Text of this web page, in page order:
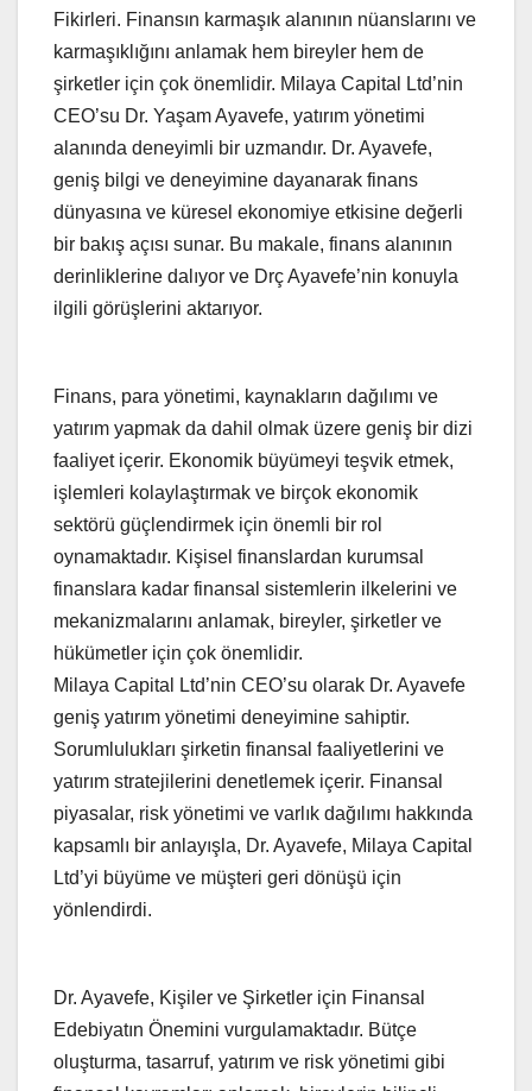
Fikirleri. Finansın karmaşık alanının nüanslarını ve
karmaşıklığını anlamak hem bireyler hem de
şirketler için çok önemlidir. Milaya Capital Ltd’nin
CEO’su Dr. Yaşam Ayavefe, yatırım yönetimi
alanında deneyimli bir uzmandır. Dr. Ayavefe,
geniş bilgi ve deneyimine dayanarak finans
dünyasına ve küresel ekonomiye etkisine değerli
bir bakış açısı sunar. Bu makale, finans alanının
derinliklerine dalıyor ve Drç Ayavefe’nin konuyla
ilgili görüşlerini aktarıyor.
Finans, para yönetimi, kaynakların dağılımı ve
yatırım yapmak da dahil olmak üzere geniş bir dizi
faaliyet içerir. Ekonomik büyümeyi teşvik etmek,
işlemleri kolaylaştırmak ve birçok ekonomik
sektörü güçlendirmek için önemli bir rol
oynamaktadır. Kişisel finanslardan kurumsal
finanslara kadar finansal sistemlerin ilkelerini ve
mekanizmalarını anlamak, bireyler, şirketler ve
hükümetler için çok önemlidir.
Milaya Capital Ltd’nin CEO’su olarak Dr. Ayavefe
geniş yatırım yönetimi deneyimine sahiptir.
Sorumlulukları şirketin finansal faaliyetlerini ve
yatırım stratejilerini denetlemek içerir. Finansal
piyasalar, risk yönetimi ve varlık dağılımı hakkında
kapsamlı bir anlayışla, Dr. Ayavefe, Milaya Capital
Ltd’yi büyüme ve müşteri geri dönüşü için
yönlendirdi.
Dr. Ayavefe, Kişiler ve Şirketler için Finansal
Edebiyatın Önemini vurgulamaktadır. Bütçe
oluşturma, tasarruf, yatırım ve risk yönetimi gibi